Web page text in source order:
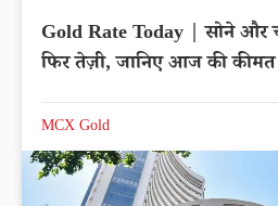
Gold Rate Today | सोने और
फिर तेज़ी, जानिए आज की कीमत
MCX Gold